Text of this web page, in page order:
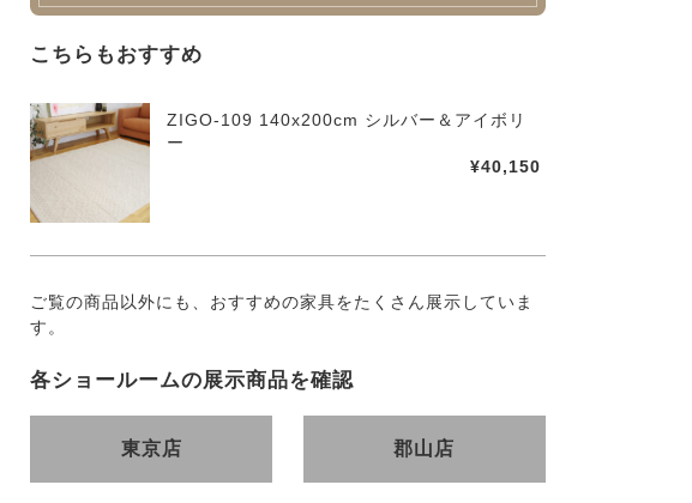
こちらもおすすめ
ZIGO-109 140x200cm シルバー＆アイボリ
ー
¥40,150
ご覧の商品以外にも、おすすめの家具をたくさん展示していま
す。
各ショールームの展示商品を確認
東京店 郡山店